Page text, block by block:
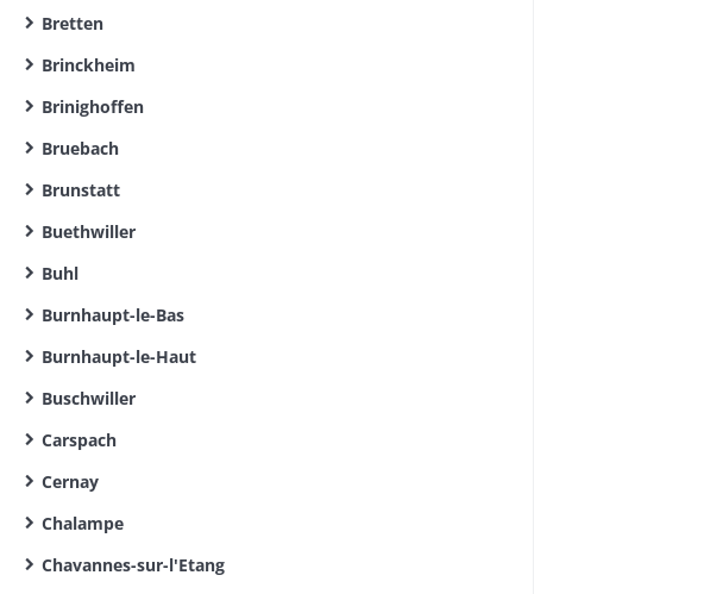
Bretten
Brinckheim
Brinighoffen
Bruebach
Brunstatt
Buethwiller
Buhl
Burnhaupt-le-Bas
Burnhaupt-le-Haut
Buschwiller
Carspach
Cernay
Chalampe
Chavannes-sur-l'Etang